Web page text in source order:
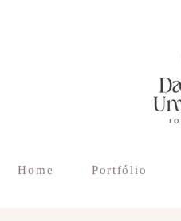
Home Portfólio